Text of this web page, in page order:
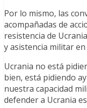
Por lo mismo, las
acompañadas de
resistencia de
y asistencia militar
Ucrania no está
bien, está pidiendo
nuestra capacidad
defender a Ucrania